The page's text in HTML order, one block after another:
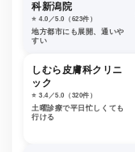
科新潟院
⭐️ 4.0／5.0（623件）
地方都市にも展開、通いや
すい
しむら皮膚科クリニ
ック
⭐️ 3.4／5.0（320件）
土曜診療で平日忙しくても
行ける